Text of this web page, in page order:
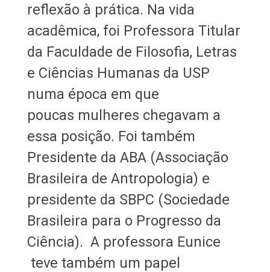
reflexão à prática. Na vida
acadêmica, foi Professora Titular
da Faculdade de Filosofia, Letras
e Ciências Humanas da USP
numa época em que
poucas mulheres chegavam a
essa posição. Foi também
Presidente da ABA (Associação
Brasileira de Antropologia) e
presidente da SBPC (Sociedade
Brasileira para o Progresso da
Ciência). A professora Eunice
teve também um papel